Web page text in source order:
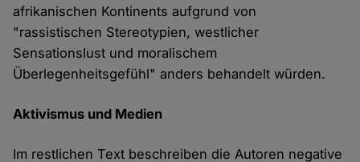
afrikanischen Kontinents aufgrund von
"rassistischen Stereotypien, westlicher
Sensationslust und moralischem
Überlegenheitsgefühl" anders behandelt würden.
Aktivismus und Medien
Im restlichen Text beschreiben die Autoren negative